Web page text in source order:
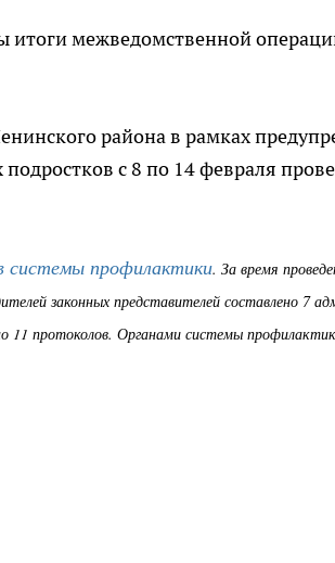
итоги межведомственной
района в рамках
с 8 по 14 февраля
системы профилактики. За время
законных представителей составлено 7
11 протоколов. Органами системы